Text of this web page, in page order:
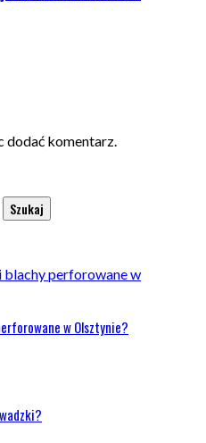
dodać komentarz.
w Olsztynie?